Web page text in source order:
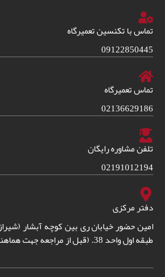
تماس با تکنسین تعمیرگاه
09122850445
تماس تعمیرگاه
02136629186
تلفن مشاوره رایگان
02191012194
دفتر مرکزی
امین حضور خیابان ری بین کوچه آبشار
طبقه اول واحد 38. (قبل از مراجعه جهت هماهنگی تماس بگیرید)